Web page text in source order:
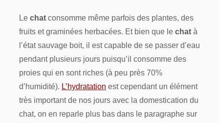
Le chat consomme même parfois des plantes, des
fruits et graminées herbacées. Et bien que le chat à
l’état sauvage boit, il est capable de se passer d’eau
pendant plusieurs jours puisqu’il consomme des
proies qui en sont riches (à peu près 70%
d’humidité). L’hydratation est cependant un élément
très important de nos jours avec la domestication du
chat, on en reparle plus bas dans le paragraphe sur